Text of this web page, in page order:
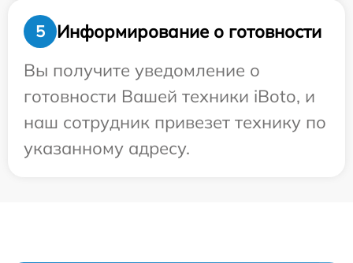
5
Информирование о готовности
Вы получите уведомление о
готовности Вашей техники iBoto, и
наш сотрудник привезет технику по
указанному адресу.